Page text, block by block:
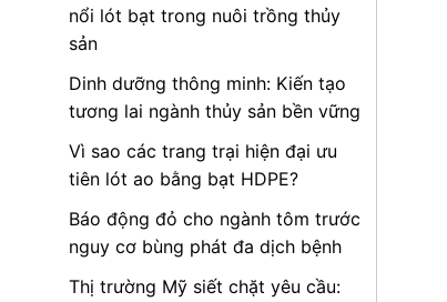
nổi lót bạt trong nuôi trồng thủy
sản
Dinh dưỡng thông minh: Kiến tạo
tương lai ngành thủy sản bền vững
Vì sao các trang trại hiện đại ưu
tiên lót ao bằng bạt HDPE?
Báo động đỏ cho ngành tôm trước
nguy cơ bùng phát đa dịch bệnh
Thị trường Mỹ siết chặt yêu cầu: